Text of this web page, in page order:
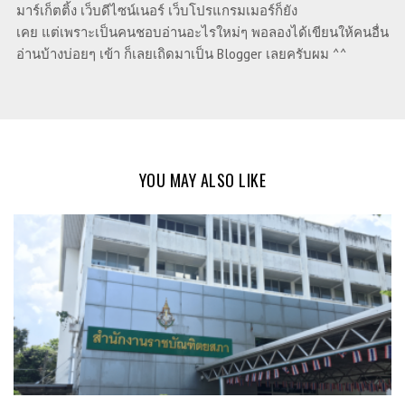
มาร์เก็ตติ้ง เว็บดีไซน์เนอร์ เว็บโปรแกรมเมอร์ก็ยัง
เคย แต่เพราะเป็นคนชอบอ่านอะไรใหม่ๆ พอลองได้เขียนให้คนอื่น
อ่านบ้างบ่อยๆ เข้า ก็เลยเถิดมาเป็น Blogger เลยครับผม ^^
YOU MAY ALSO LIKE